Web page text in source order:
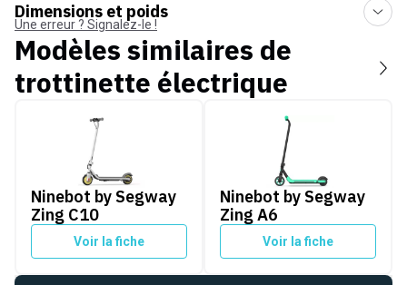
Dimensions et poids
Une erreur ? Signalez-le !
Modèles similaires de
trottinette électrique
Ninebot by Segway Zing C10
Ninebot by Segway
Zing C10
Voir la fiche
Ninebot by Segway Zing A6
Ninebot by Segway
Zing A6
Voir la fiche